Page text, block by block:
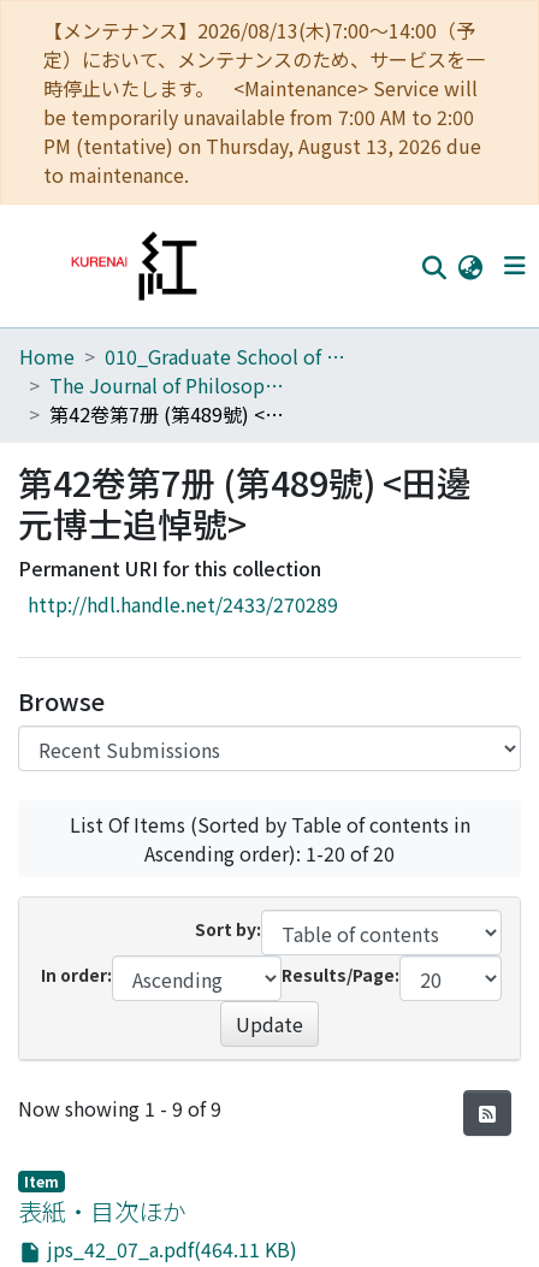
【メンテナンス】2026/08/13(木)7:00～14:00（予
定）において、メンテナンスのため、サービスを一
時停止いたします。 <Maintenance> Service will
be temporarily unavailable from 7:00 AM to 2:00
PM (tentative) on Thursday, August 13, 2026 due
to maintenance.
Home
Communities
Download Ranking
Access Statistics
Library Network
Home
010_Graduate School of Letters
The Journal of Philosophical Studies
第42卷第7册 (第489號) <田邊元博士追悼號>
第42卷第7册 (第489號) <田邊
元博士追悼號>
Permanent URI for this collection
http://hdl.handle.net/2433/270289
Browse
List Of Items (Sorted by Table of contents in
Ascending order): 1-20 of 20
Sort by:
In order:
Results/Page:
Update
Recent Submissions
Now showing 1 - 9 of 9
Item
表紙・目次ほか
jps_42_07_a.pdf(464.11 KB)